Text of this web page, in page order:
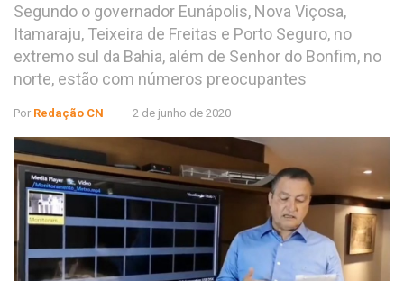
Segundo o governador Eunápolis, Nova Viçosa,
Itamaraju, Teixeira de Freitas e Porto Seguro, no
extremo sul da Bahia, além de Senhor do Bonfim, no
norte, estão com números preocupantes
Por Redação CN 2 de junho de 2020